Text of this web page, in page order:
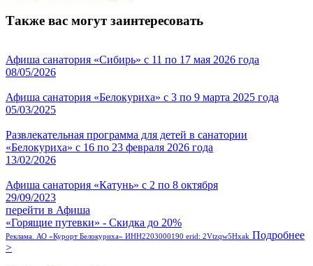
Также вас могут заинтересовать
Афиша санатория «Сибирь» с 11 по 17 мая 2026 года
08/05/2026
Афиша санатория «Белокуриха» с 3 по 9 марта 2025 года
05/03/2025
Развлекательная программа для детей в санатории
«Белокуриха» с 16 по 23 февраля 2026 года
13/02/2026
Афиша санатория «Катунь» с 2 по 8 октября
29/09/2023
перейти в Афиша
«Горящие путевки» - Скидка до 20%
Реклама. АО «Курорт Белокуриха» ИНН2203000190 erid: 2Vtzqw5Hxak Подробнее
>